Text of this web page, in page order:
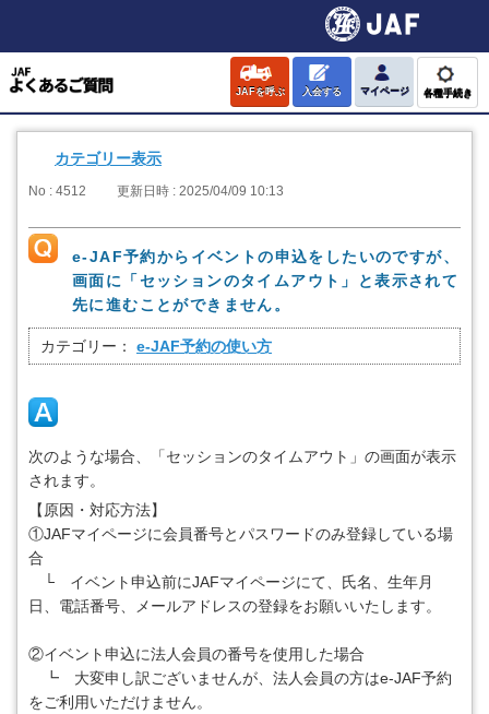
JAFを呼ぶ 入会する マイページ 各種手続き
カテゴリー表示
No : 4512 更新日時 : 2025/04/09 10:13
e-JAF予約からイベントの申込をしたいのですが、
画面に「セッションのタイムアウト」と表示されて
先に進むことができません。
カテゴリー： e-JAF予約の使い方
次のような場合、「セッションのタイムアウト」の画面が表示
されます。
【原因・対応方法】
①JAFマイページに会員番号とパスワードのみ登録している場
合
└ イベント申込前にJAFマイページにて、 氏名、生年月
日、電話番号、メールアドレスの登録をお願いいたします。
②イベント申込に法人会員の番号を使用した場合
┗ 大変申し訳ございませんが、法人会員の方はe-JAF予約
をご利用いただけません。